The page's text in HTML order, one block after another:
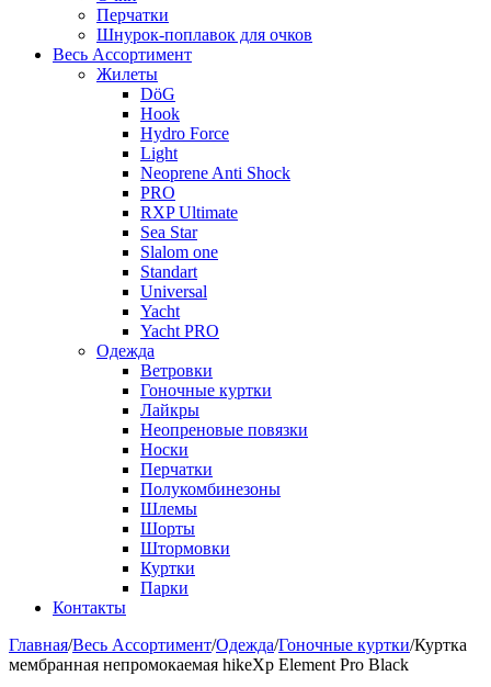
Перчатки
Шнурок-поплавок для очков
Весь Ассортимент
Жилеты
DöG
Hook
Hydro Force
Light
Neoprene Anti Shock
PRO
RXP Ultimate
Sea Star
Slalom one
Standart
Universal
Yacht
Yacht PRO
Одежда
Ветровки
Гоночные куртки
Лайкры
Неопреновые повязки
Носки
Перчатки
Полукомбинезоны
Шлемы
Шорты
Штормовки
Куртки
Парки
Контакты
Главная/Весь Ассортимент/Одежда/Гоночные куртки/Куртка
мембранная непромокаемая hikeXp Element Pro Black